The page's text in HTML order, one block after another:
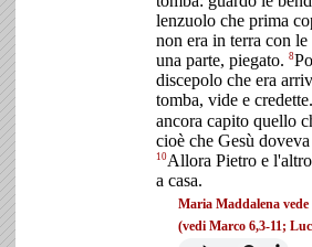
lenzuolo che prima
non era in terra con le
una parte, piegato. 8
discepolo che era
tomba, vide e
ancora capito quello
cioè che Gesù
10Allora Pietro e
a casa.
Maria Maddalena vede
(vedi Marco 6,3-11;